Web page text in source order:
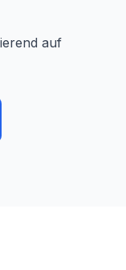
auf